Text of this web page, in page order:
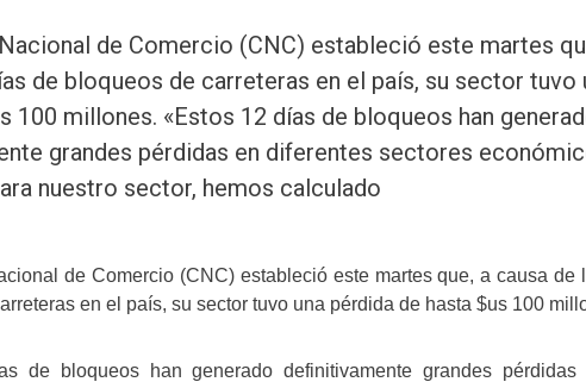
de Comercio (CNC) estableció este martes
de bloqueos de carreteras en el país, su sector tuvo
100 millones. «Estos 12 días de bloqueos han
grandes pérdidas en diferentes sectores
nuestro sector, hemos calculado
de Comercio (CNC) estableció este martes que, a causa de
en el país, su sector tuvo una pérdida de hasta $us 100
de bloqueos han generado definitivamente grandes pérdidas